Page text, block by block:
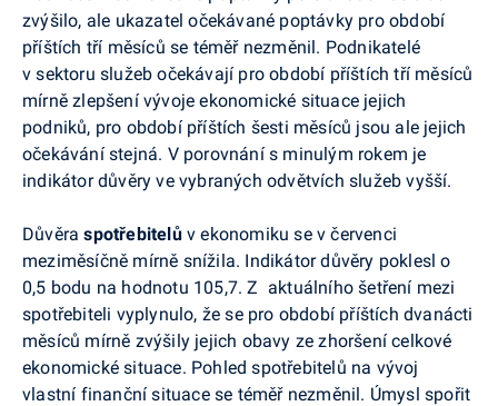
zvýšilo, ale ukazatel očekávané poptávky pro období
příštích tří měsíců se téměř nezměnil. Podnikatelé
v sektoru služeb očekávají pro období příštích tří měsíců
mírně zlepšení vývoje ekonomické situace jejich
podniků, pro období příštích šesti měsíců jsou ale jejich
očekávání stejná. V porovnání s minulým rokem je
indikátor důvěry ve vybraných odvětvích služeb vyšší.
Důvěraspotřebitelův ekonomiku se v červenci
meziměsíčně mírně snížila. Indikátor důvěry poklesl o
0,5 bodu na hodnotu 105,7. Z aktuálního šetření mezi
spotřebiteli vyplynulo, že se pro období příštích dvanácti
měsíců mírně zvýšily jejich obavy ze zhoršení celkové
ekonomické situace. Pohled spotřebitelů na vývoj
vlastní finanční situace se téměř nezměnil. Úmysl spořit